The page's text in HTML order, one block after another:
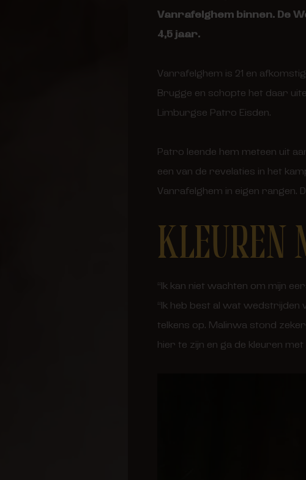
Vanrafelghem binnen. De
4,5 jaar.
Vanrafelghem is 21 en
Brugge en schopte het daar
Limburgse Patro Eisden.
Patro leende hem meteen uit
een van de revelaties in het
Vanrafelghem in eigen rangen.
KLEUREN
“Ik kan niet wachten om mijn
“Ik heb best al wat wedstrijden
telkens op. Malinwa stond
hier te zijn en ga de kleuren